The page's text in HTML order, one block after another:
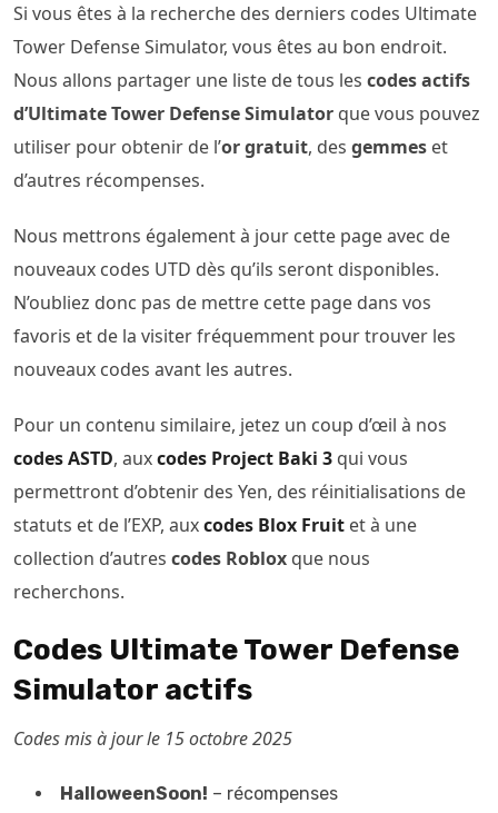
Si vous êtes à la recherche des derniers codes Ultimate
Tower Defense Simulator, vous êtes au bon endroit.
Nous allons partager une liste de tous les codes actifs
d’Ultimate Tower Defense Simulator que vous pouvez
utiliser pour obtenir de l’or gratuit, des gemmes et
d’autres récompenses.
Nous mettrons également à jour cette page avec de
nouveaux codes UTD dès qu’ils seront disponibles.
N’oubliez donc pas de mettre cette page dans vos
favoris et de la visiter fréquemment pour trouver les
nouveaux codes avant les autres.
Pour un contenu similaire, jetez un coup d’œil à nos
codes ASTD, auxcodes Project Baki 3 qui vous
permettront d’obtenir des Yen, des réinitialisations de
statuts et de l’EXP, auxcodes Blox Fruit et à une
collection d’autres codes Roblox que nous
recherchons.
Codes Ultimate Tower Defense
Simulator actifs
Codes mis à jour le 15 octobre 2025
HalloweenSoon! – récompenses